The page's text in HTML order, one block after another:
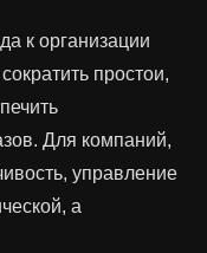
к организации
простои,
Для компаний,
управление
а